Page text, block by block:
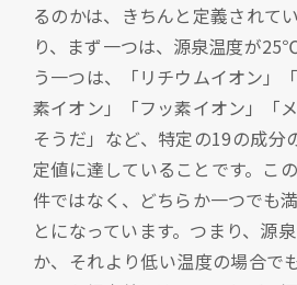
るのかは、きちんと定義されて
り、まず一つは、源泉温度が
う一つは、「リチウムイオン」
素イオン」「フッ素イオン」「
そうだ」など、特定の19の成分
定値に達していることです。こ
件ではなく、どちらか一つでも
とになっています。つまり、源
か、それより低い温度の場合で